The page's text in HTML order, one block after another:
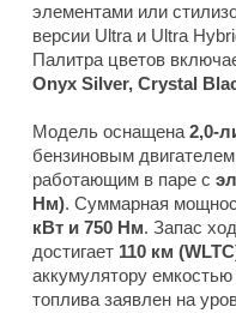
элементами или
версии Ultra и Ultra
Палитра цветов
Onyx Silver, Crystal
Модель оснащена 2,0-
бензиновым
работающим в паре с
Нм). Суммарная
кВт и 750 Нм. Запас
достигает 110 км
аккумулятору емкостью
топлива заявлен на